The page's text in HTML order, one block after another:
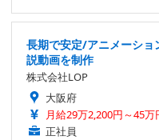
長期で安定/アニメーシ
説動画を制作
株式会社LOP
大阪府
月給29万2,200円～45万
正社員